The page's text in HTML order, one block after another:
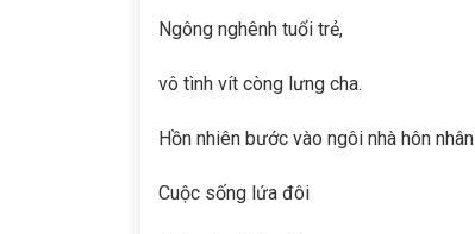
Ngông nghênh tuổi trẻ,
vô tình vít còng lưng cha.
Hồn nhiên bước vào ngôi nhà hôn nhân
Cuộc sống lứa đôi